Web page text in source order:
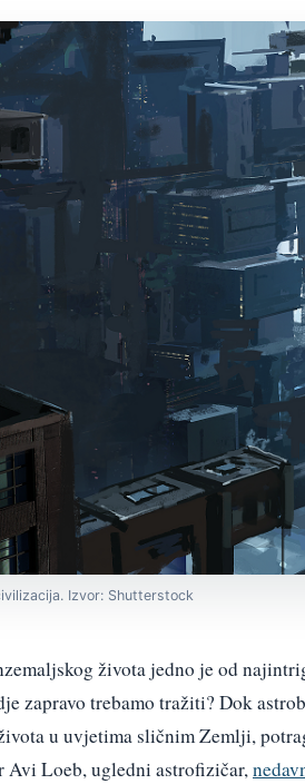
Izvor: Shutterstock
života jedno je od
zapravo trebamo tražiti? Dok
u uvjetima sličnim Zemlji,
Avi Loeb, ugledni astrofizičar,